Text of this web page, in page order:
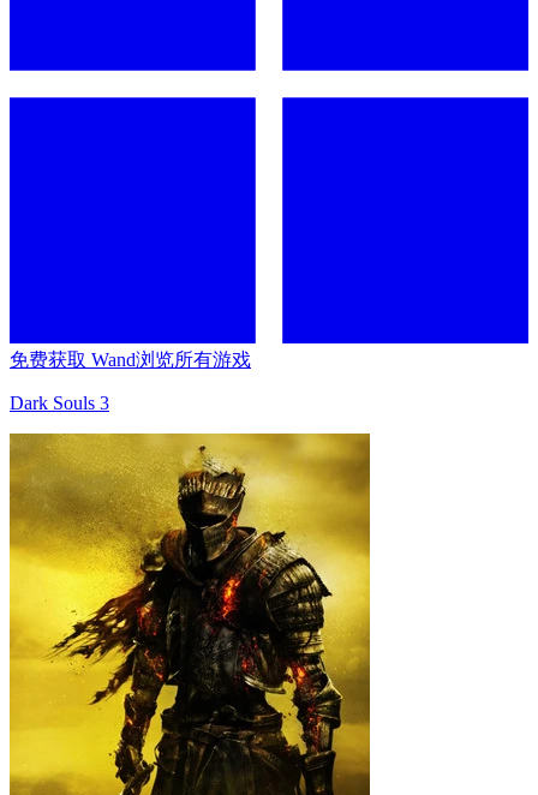
免费获取 Wand浏览所有游戏
Dark Souls 3